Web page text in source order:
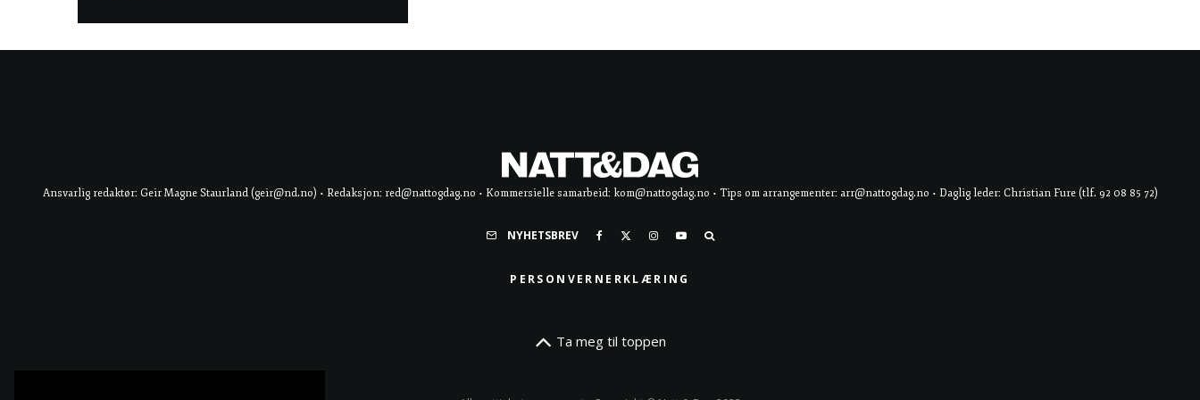
Ansvarlig redaktør: Geir Magne Staurland (geir@nd.no) • Redaksjon: red@nattogdag.no • Kommersielle samarbeid: kom@nattogdag.no • Tips om arrangementer: arr@nattogdag.no • Daglig leder: Christian Fure (tlf. 92 08 85 72)
NYHETSBREV
PERSONVERNERKLÆRING
Ta meg til toppen